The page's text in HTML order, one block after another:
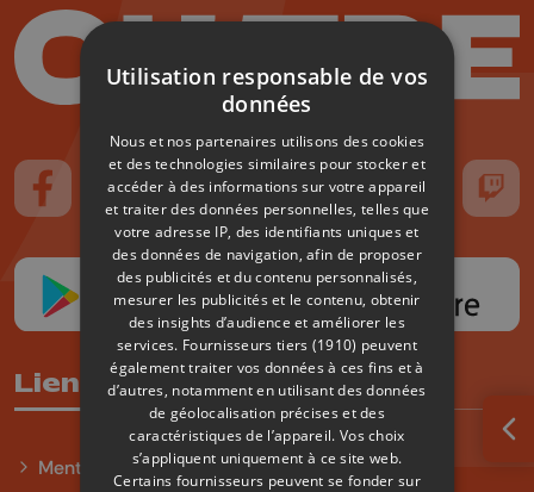
Suivez-nous sur FaceBook
Suivez-nous sur Instagram
Suivez-nous sur TikTokSuivez-nous sur YouTube
Suivez-nous
Liens utiles
Mentions légales
Utilisation responsable de vos
données
Nous et nos partenaires utilisons des cookies
et des technologies similaires pour stocker et
accéder à des informations sur votre appareil
et traiter des données personnelles, telles que
votre adresse IP, des identifiants uniques et
des données de navigation, afin de proposer
des publicités et du contenu personnalisés,
mesurer les publicités et le contenu, obtenir
des insights d’audience et améliorer les
services. Fournisseurs tiers (1910) peuvent
également traiter vos données à ces fins et à
d’autres, notamment en utilisant des données
de géolocalisation précises et des
caractéristiques de l’appareil. Vos choix
s’appliquent uniquement à ce site web.
Certains fournisseurs peuvent se fonder sur